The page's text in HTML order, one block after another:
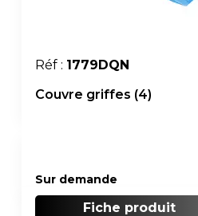
Réf : 1779DQN
Couvre griffes (4)
Sur demande
Fiche produit